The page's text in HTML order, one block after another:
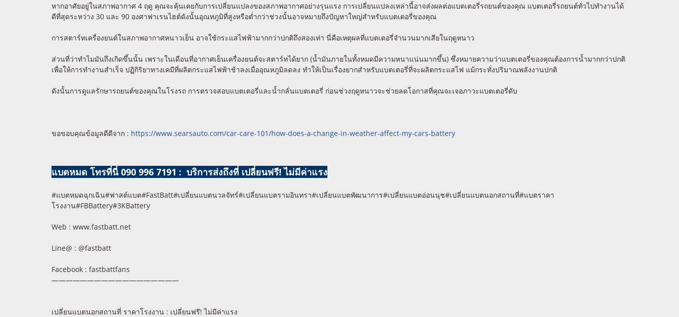
หากอาศัยอยู่ในสภาพอากาศ 4 ฤดู คุณจะคุ้นเคยกับการเปลี่ยนแปลงของสภาพอากาศอย่างรุนแรง การเปลี่ยนแปลงเหล่านี้อาจส่งผลต่อแบตเตอรี่รถยนต์ของคุณ แบตเตอรี่รถยนต์ทั่วไปทำงานได้
ดีที่สุดระหว่าง 30 และ 90 องศาฟาเรนไฮต์ดังนั้นอุณหภูมิที่สูงหรือต่ำกว่าช่วงนั้นอาจหมายถึงปัญหาใหญ่สำหรับแบตเตอรี่ของคุณ
การสตาร์ทเครื่องยนต์ในสภาพอากาศหนาวเย็น อาจใช้กระแสไฟฟ้ามากกว่าปกติถึงสองเท่า นี่คือเหตุผลที่แบตเตอรี่จำนวนมากเสียในฤดูหนาว
ส่วนที่ว่าทำไมมันถึงเกิดขึ้นนั้น เพราะในเดือนที่อากาศเย็นเครื่องยนต์จะสตาร์ทได้ยาก (น้ำมันภายในทั้งหมดมีความหนาแน่นมากขึ้น) ซึ่งหมายความว่าแบตเตอรี่ของคุณต้องการน้ำมากกว่าปกติ
เพื่อให้การทำงานสำเร็จ ปฏิกิริยาทางเคมีที่ผลิตกระแสไฟฟ้าช้าลงเมื่ออุณหภูมิลดลง ทำให้เป็นเรื่องยากสำหรับแบตเตอรี่ที่จะผลิตกระแสไฟ แม้กระทั่งปริมาณพลังงานปกติ
ดังนั้นการดูแลรักษารถยนต์ของคุณในโรงรถ การตรวจสอบแบตเตอรี่และน้ำกลั่นแบตเตอรี่ ก่อนช่วงฤดูหนาวจะช่วยลดโอกาสที่คุณจะเจอภาวะแบตเตอรี่ดับ
ขอขอบคุณข้อมูลดีดีจาก : https://www.searsauto.com/car-care-101/how-does-a-change-in-weather-affect-my-cars-battery
แบตหมด โทรที่นี่ 090 996 7191 : บริการส่งถึงที่ เปลี่ยนฟรี! ไม่มีค่าแรง
#แบตหมดฉุกเฉิน#ฟาสต์แบต#FastBatt#เปลี่ยนแบตนวลจัทร์#เปลี่ยนแบตรามอินทรา#เปลี่ยนแบตพัฒนาการ#เปลี่ยนแบตอ่อนนุช#เปลี่ยนแบตนอกสถานที่#แบตราคา
โรงงาน#FBBattery#3KBattery
Web : www.fastbatt.net
Line@ : @fastbatt
Facebook : fastbattfans
——————————————————
เปลี่ยนแบตนอกสถานที่ ราคาโรงงาน : เปลี่ยนฟรี! ไม่มีค่าแรง